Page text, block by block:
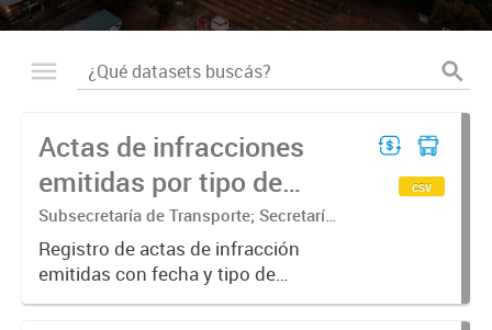
Actas de infracciones
emitidas por tipo de
vehiculo
Subsecretaría de Transporte; Secretaría
de Movilidad Urbana y Seguridad
ciudadana
Registro de actas de infracción
emitidas con fecha y tipo de
transporte
csv